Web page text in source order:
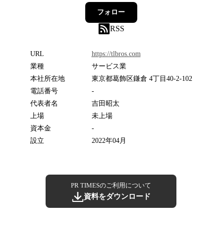
フォロー
RSS
URL
https://tlbros.com
業種
サービス業
本社所在地
東京都葛飾区鎌倉 4丁目40-2-102
電話番号
-
代表者名
吉田昭太
上場
未上場
資本金
-
設立
2022年04月
PR TIMESのご利用について
資料をダウンロード